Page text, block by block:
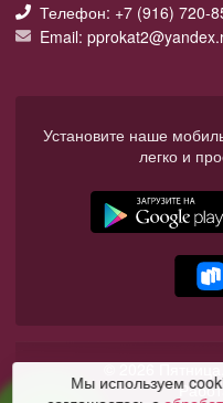
Телефон: +7 (916) 720-
Email:
Установите наше
легко и
© 2026
Мы используем